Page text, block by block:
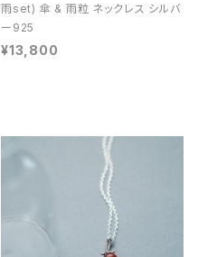
雨set) 傘 & 雨粒 ネックレス シルバ
ー925
¥13,800